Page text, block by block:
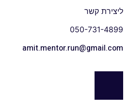
ליצירת קשר
050-731-4899
amit.mentor.run@gmail.com